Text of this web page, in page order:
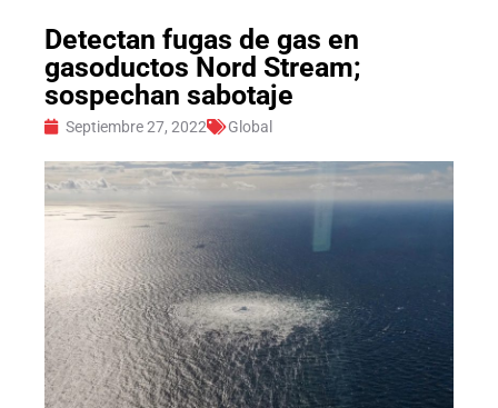
Detectan fugas de gas en
gasoductos Nord Stream;
sospechan sabotaje
Septiembre 27, 2022 Global